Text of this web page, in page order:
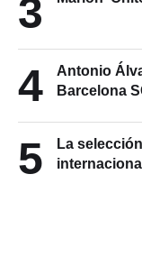
3
4
Antonio
5
La